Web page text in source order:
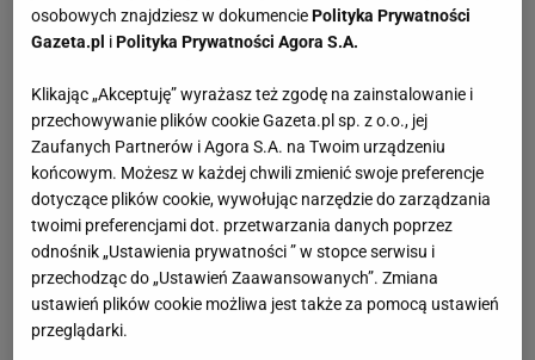
osobowych znajdziesz w dokumenciePolityka Prywatności
Gazeta.pl iPolityka Prywatności Agora S.A.
Klikając „Akceptuję” wyrażasz też zgodę na zainstalowanie i
przechowywanie plików cookie Gazeta.pl sp. z o.o., jej
Zaufanych Partnerów i Agora S.A. na Twoim urządzeniu
końcowym. Możesz w każdej chwili zmienić swoje preferencje
dotyczące plików cookie, wywołując narzędzie do zarządzania
twoimi preferencjami dot. przetwarzania danych poprzez
odnośnik „Ustawienia prywatności ” w stopce serwisu i
przechodząc do „Ustawień Zaawansowanych”. Zmiana
ustawień plików cookie możliwa jest także za pomocą ustawień
przeglądarki.